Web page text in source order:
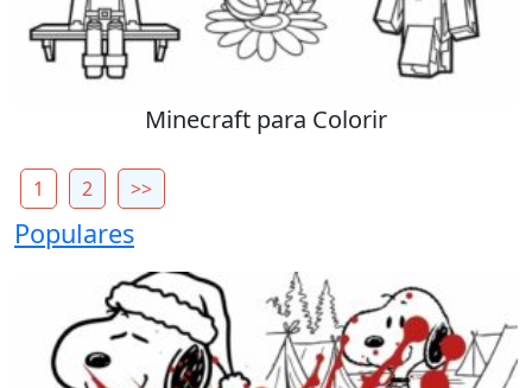
Minecraft para Colorir
1 2 >>
Populares